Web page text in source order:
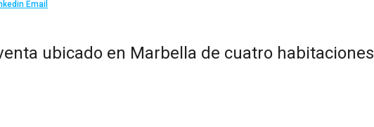
Email
ubicado en Marbella de cuatro habitaciones